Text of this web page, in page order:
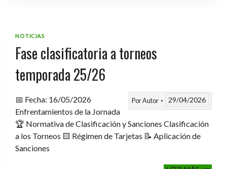
NOTICIAS
Fase clasificatoria a torneos
temporada 25/26
PorAutor 29/04/2026
📅 Fecha: 16/05/2026
Enfrentamientos de la Jornada
🏆 Normativa de Clasificación y Sanciones Clasificación
a los Torneos 🟨 Régimen de Tarjetas 📝 Aplicación de
Sanciones
FASE